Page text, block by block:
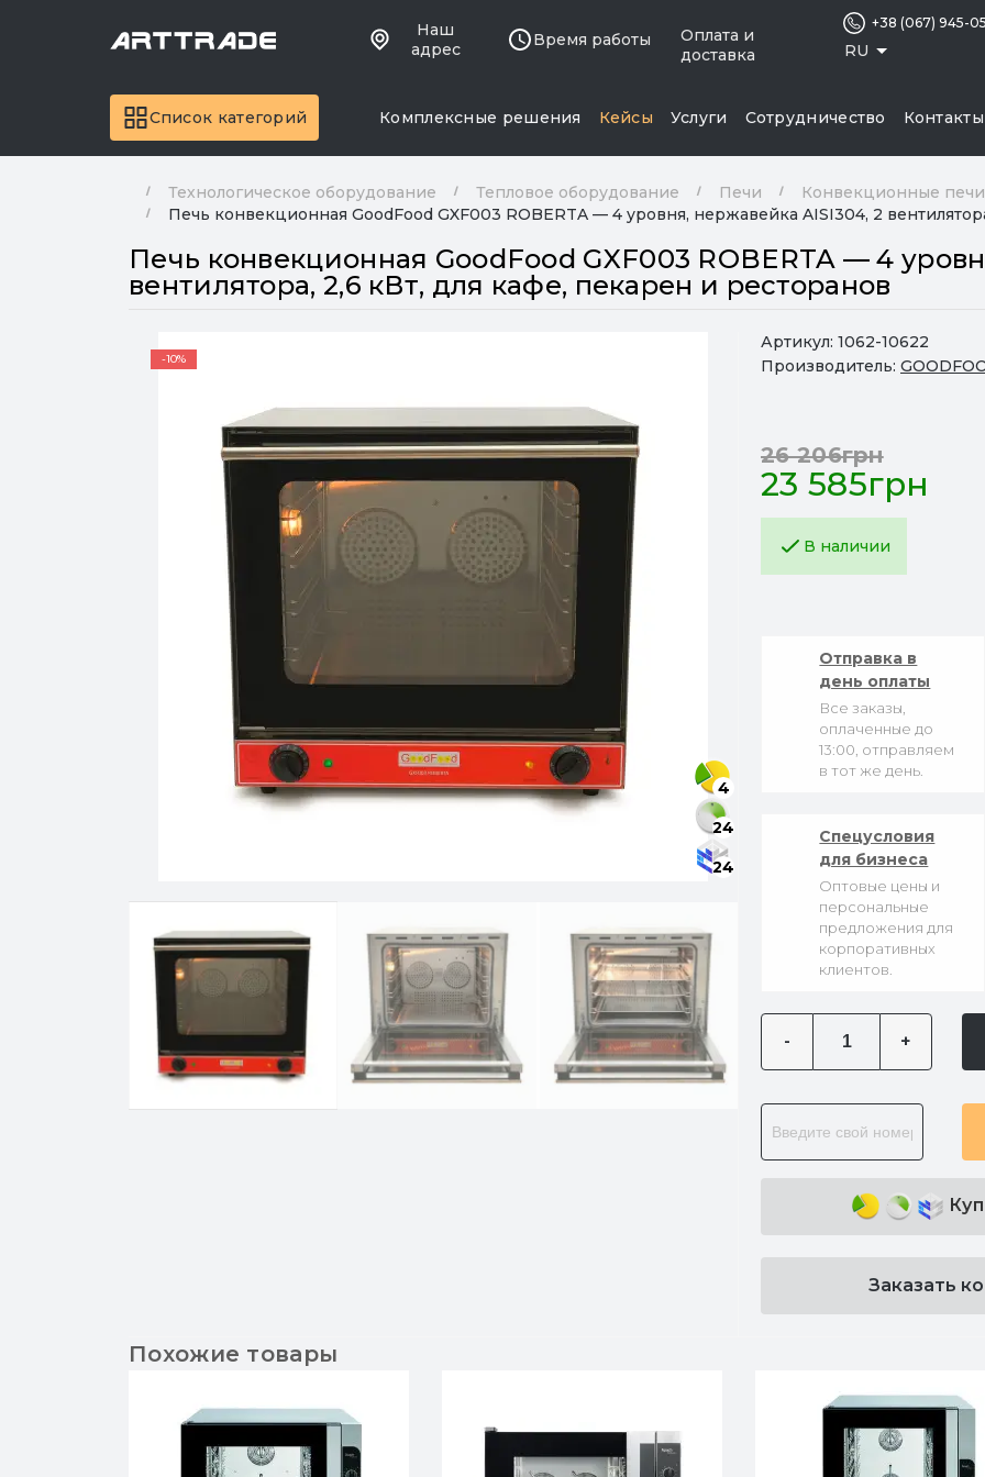
Наш
адрес
Время работы
Оплата и
доставка
RU
+38 (067) 945-
Список категорий Комплексные решения Кейсы Услуги Сотрудничество Контакты
Технологическое оборудование Тепловое оборудование Печи
Конвекционные печи
Печь конвекционная GoodFood GXF003 ROBERTA — 4 уровня, нержавейка AISI304, 2
Печь конвекционная GoodFood GXF003 ROBERTA — 4
вентилятора, 2,6 кВт, для кафе, пекарен и ресторанов
-10%
4
24
24
Артикул: 1062-10622
Производитель:
23 585грн
26 206грн
В наличии
Отправка в
день оплаты
Все заказы,
оплаченные до
13:00, отправляем
в тот же день.
Спецусловия
для бизнеса
Оптовые цены и
персональные
предложения для
корпоративных
клиентов.
- +
Заказать
Похожие товары